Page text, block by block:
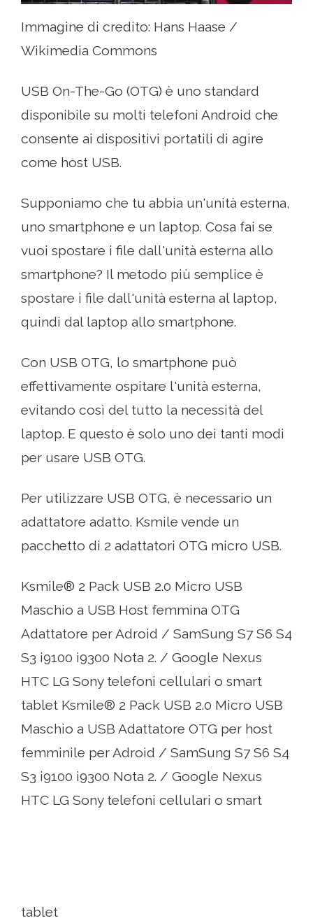
Immagine di credito: Hans Haase /
Wikimedia Commons
USB On-The-Go (OTG) è uno standard
disponibile su molti telefoni Android che
consente ai dispositivi portatili di agire
come host USB.
Supponiamo che tu abbia un'unità esterna,
uno smartphone e un laptop. Cosa fai se
vuoi spostare i file dall'unità esterna allo
smartphone? Il metodo più semplice è
spostare i file dall'unità esterna al laptop,
quindi dal laptop allo smartphone.
Con USB OTG, lo smartphone può
effettivamente ospitare l'unità esterna,
evitando così del tutto la necessità del
laptop. E questo è solo uno dei tanti modi
per usare USB OTG.
Per utilizzare USB OTG, è necessario un
adattatore adatto. Ksmile vende un
pacchetto di 2 adattatori OTG micro USB.
Ksmile® 2 Pack USB 2.0 Micro USB
Maschio a USB Host femmina OTG
Adattatore per Adroid / SamSung S7 S6 S4
S3 i9100 i9300 Nota 2. / Google Nexus
HTC LG Sony telefoni cellulari o smart
tablet Ksmile® 2 Pack USB 2.0 Micro USB
Maschio a USB Adattatore OTG per host
femminile per Adroid / SamSung S7 S6 S4
S3 i9100 i9300 Nota 2. / Google Nexus
HTC LG Sony telefoni cellulari o smart
tablet